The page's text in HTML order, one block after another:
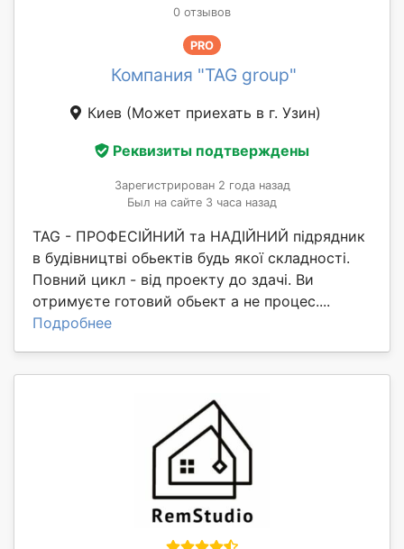
0 отзывов
PRO
Компания "TAG group"
Киев (Может приехать в г. Узин)
Реквизиты подтверждены
Зарегистрирован 2 года назад
Был на сайте 3 часа назад
TAG - ПРОФЕСІЙНИЙ та НАДІЙНИЙ підрядник
в будівництві обьектів будь якої складності.
Повний цикл - від проекту до здачі. Ви
отримуєте готовий обьект а не процес....
Подробнее